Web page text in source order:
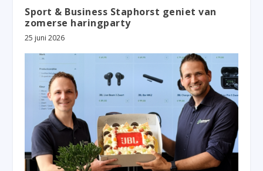
Sport & Business Staphorst geniet van
zomerse haringparty
25 juni 2026